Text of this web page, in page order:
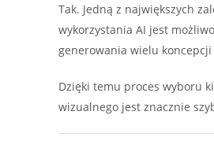
Tak. Jedną z największych
wykorzystania AI jest
generowania wielu
Dzięki temu proces wyboru
wizualnego jest znacznie